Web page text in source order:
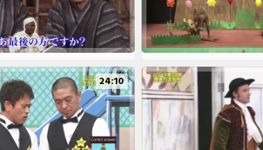
24:10